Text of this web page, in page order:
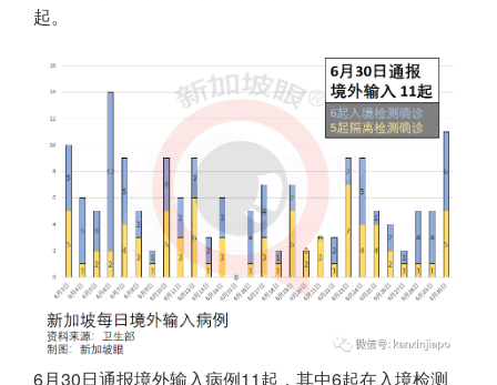
起。
6月30日通报境外输入病例11起，其中6起在入境检测